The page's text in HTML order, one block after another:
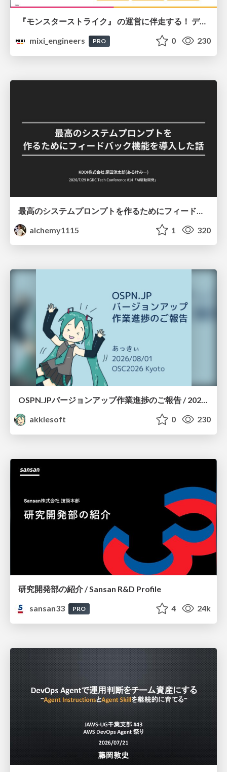
『モンスターストライク』 の運営に伴走する！ データ民主化への 解析グループの3つのアプローチ
mixi_engineers
PRO 0 230
alchemy1115
1 320
OSPN.JPバージョンアップ作業進捗のご報告 / 20260801-osc26kyoto
akkiesoft
0 230
研究開発部の紹介 / Sansan R&D Profile
sansan33
PRO 4 24k